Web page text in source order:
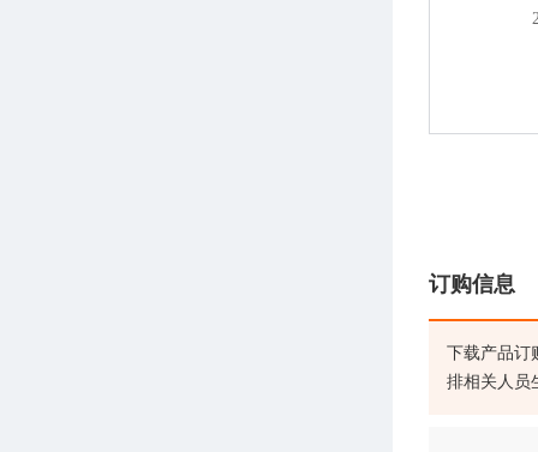
订购信息
下载产品订
排相关人员